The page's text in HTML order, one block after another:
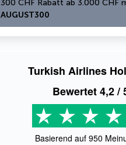
AUGUST300
Turkish Airlines
Bewertet4,2/
Basierend auf 950